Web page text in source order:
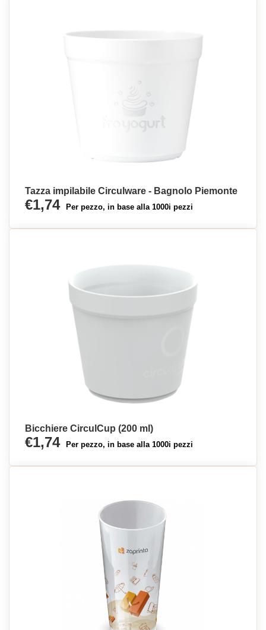
Tazza impilabile Circulware - Bagnolo Piemonte
€1,74 Per pezzo, in base alla 1000i pezzi
Bicchiere CirculCup (200 ml)
€1,74 Per pezzo, in base alla 1000i pezzi